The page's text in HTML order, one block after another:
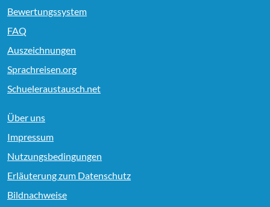
Bewertungssystem
FAQ
Auszeichnungen
Sprachreisen.org
Schueleraustausch.net
Über uns
Impressum
Nutzungsbedingungen
Erläuterung zum Datenschutz
Bildnachweise